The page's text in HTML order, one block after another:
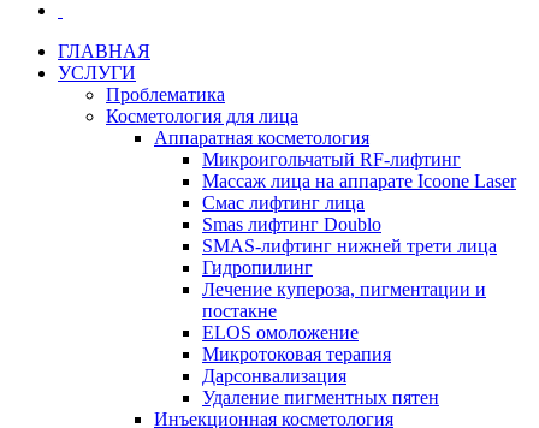
ГЛАВНАЯ
УСЛУГИ
Проблематика
Косметология для лица
Аппаратная косметология
Микроигольчатый RF-лифтинг
Массаж лица на аппарате Icoone Laser
Смас лифтинг лица
Smas лифтинг Doublo
SMAS-лифтинг нижней трети лица
Гидропилинг
Лечение купероза, пигментации и
постакне
ELOS омоложение
Микротоковая терапия
Дарсонвализация
Удаление пигментных пятен
Инъекционная косметология